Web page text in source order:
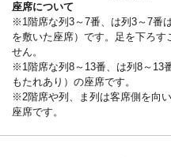
座席について
※1階席な列3～7番、は列3～7番
を敷いた座席）です。足を下ろす
せん。
※1階席な列8～13番、は列8～13
もたれあり）の座席です。
※2階席や列、ま列は客席側を向
座席です。